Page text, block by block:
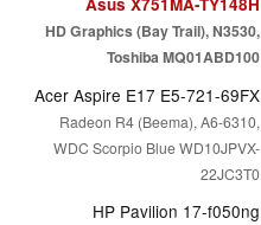
Asus X751MA-TY148H
HD Graphics (Bay Trail), N3530,
Toshiba MQ01ABD100
Acer Aspire E17 E5-721-69FX
Radeon R4 (Beema), A6-6310,
WDC Scorpio Blue WD10JPVX-
22JC3T0
HP Pavilion 17-f050ng